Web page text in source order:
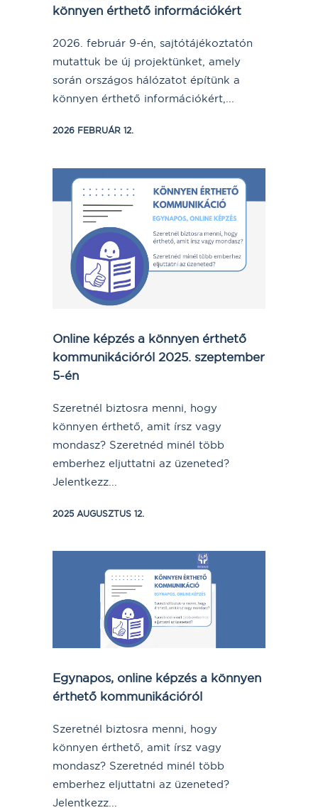
könnyen érthető információkért
2026. február 9-én, sajtótájékoztatón
mutattuk be új projektünket, amely
során országos hálózatot építünk a
könnyen érthető információkért,...
2026 FEBRUÁR 12.
Online képzés a könnyen érthető
kommunikációról 2025. szeptember
5-én
Szeretnél biztosra menni, hogy
könnyen érthető, amit írsz vagy
mondasz? Szeretnéd minél több
emberhez eljuttatni az üzeneted?
Jelentkezz...
2025 AUGUSZTUS 12.
Egynapos, online képzés a könnyen
érthető kommunikációról
Szeretnél biztosra menni, hogy
könnyen érthető, amit írsz vagy
mondasz? Szeretnéd minél több
emberhez eljuttatni az üzeneted?
Jelentkezz...